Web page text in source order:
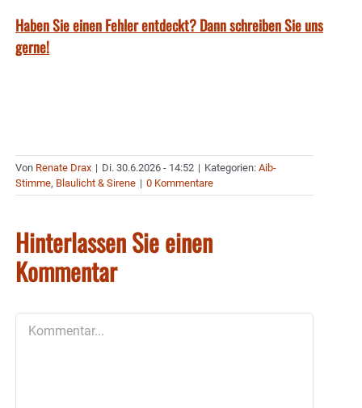
Haben Sie einen Fehler entdeckt? Dann schreiben Sie uns
gerne!
Von Renate Drax | Di. 30.6.2026 - 14:52 | Kategorien: Aib-
Stimme, Blaulicht & Sirene | 0 Kommentare
Hinterlassen Sie einen
Kommentar